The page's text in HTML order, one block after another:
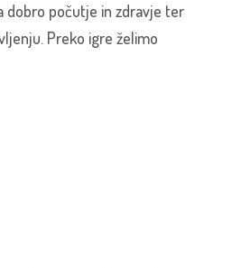
dobro počutje in zdravje ter
Preko igre želimo